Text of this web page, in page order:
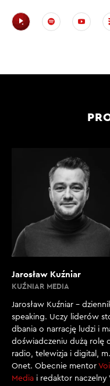
Jarosław Kuźniar
KUŹNIAR MEDIA
Jarosław Kuźniar –
speaking. Uczy liderów
dbania o narrację ludzi i
doświadczeniu dużą rolę
radio, telewizja i digital,
Onet. Obecnie mentor
Media i redaktor naczelny